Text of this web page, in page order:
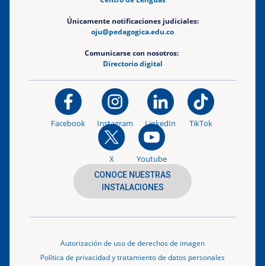
Únicamente notificaciones judiciales:
oju@pedagogica.edu.co
Comunicarse con nosotros:
Directorio digital
Facebook Instagram LinkedIn TikTok
X Youtube
CONOCE NUESTRAS
INSTALACIONES
Autorización de uso de derechos de imagen
Política de privacidad y tratamiento de datos personales